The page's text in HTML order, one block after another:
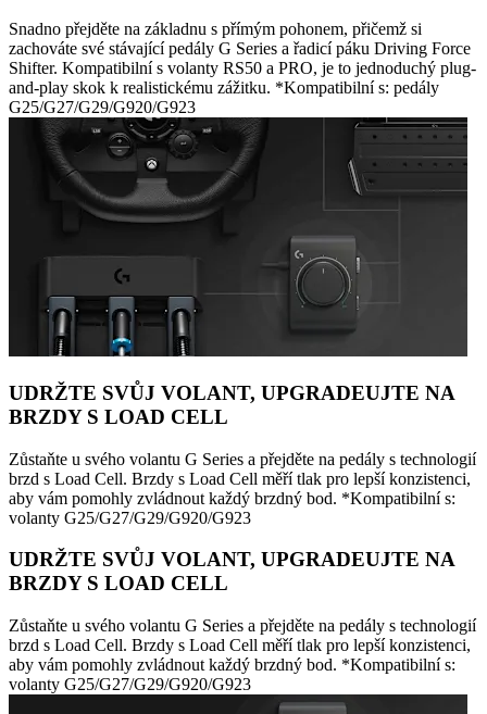
Snadno přejděte na základnu s přímým pohonem, přičemž si
zachováte své stávající pedály G Series a řadicí páku Driving Force
Shifter. Kompatibilní s volanty RS50 a PRO, je to jednoduchý plug-
and-play skok k realistickému zážitku. *Kompatibilní s: pedály
G25/G27/G29/G920/G923
UDRŽTE SVŮJ VOLANT, UPGRADEUJTE NA
BRZDY S LOAD CELL
Zůstaňte u svého volantu G Series a přejděte na pedály s technologií
brzd s Load Cell. Brzdy s Load Cell měří tlak pro lepší konzistenci,
aby vám pomohly zvládnout každý brzdný bod. *Kompatibilní s:
volanty G25/G27/G29/G920/G923
UDRŽTE SVŮJ VOLANT, UPGRADEUJTE NA
BRZDY S LOAD CELL
Zůstaňte u svého volantu G Series a přejděte na pedály s technologií
brzd s Load Cell. Brzdy s Load Cell měří tlak pro lepší konzistenci,
aby vám pomohly zvládnout každý brzdný bod. *Kompatibilní s:
volanty G25/G27/G29/G920/G923